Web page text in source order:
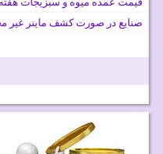
صنایع در صورت کشف ماینر غیر